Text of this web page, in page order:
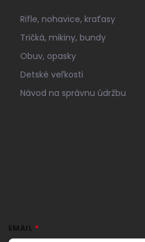
Rifle, nohavice, kraťasy
Tričká, mikiny, bundy
Obuv, opasky
Detské veľkosti
Návod na správnu údržbu
EMAIL